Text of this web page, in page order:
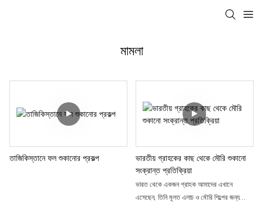
মামলা
তাজিকিস্তানে ফল শুকানোর প্রকল্প
ভারতীয় গ্রাহকের কাছ থেকে মৌরি শুকানো
সংক্রান্ত প্রতিক্রিয়া
ভারত থেকে একজন গ্রাহক আমাদের এখানে
এসেছেন, তিনি মূলত এলাচ ও মৌরি শিল্পের জন্য